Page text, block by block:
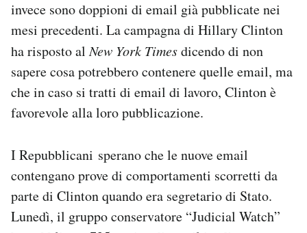
invece sono doppioni di email già pubblicate nei
mesi precedenti. La campagna di Hillary Clinton
ha risposto alNew York Timesdicendo di non
sapere cosa potrebbero contenere quelle email, ma
che in caso si tratti di email di lavoro, Clinton è
favorevole alla loro pubblicazione.
I Repubblicani sperano che le nuove email
contengano prove di comportamenti scorretti da
parte di Clinton quando era segretario di Stato.
Lunedì, il gruppo conservatore “Judicial Watch”